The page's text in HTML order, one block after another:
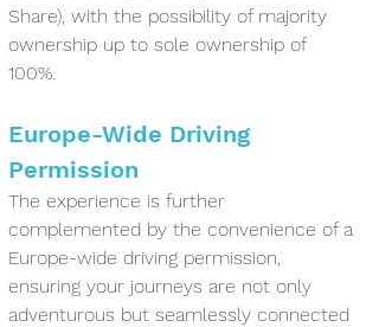
Share), with the possibility of majority
ownership up to sole ownership of
100%.
Europe-Wide Driving
Permission
The experience is further
complemented by the convenience of a
Europe-wide driving permission,
ensuring your journeys are not only
adventurous but seamlessly connected